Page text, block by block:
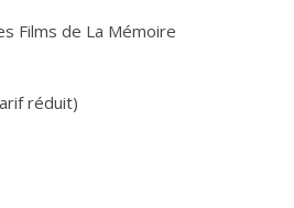
Films de La Mémoire
réduit)